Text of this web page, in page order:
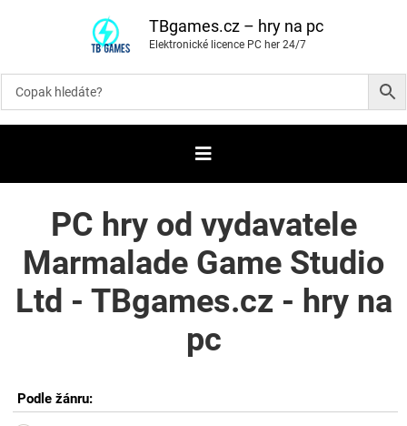
o
i
t
b
TBgames.cz – hry na pc
Elektronické licence PC her 24/7
PC hry od vydavatele
Marmalade Game Studio
Ltd - TBgames.cz - hry na
pc
Podle žánru: